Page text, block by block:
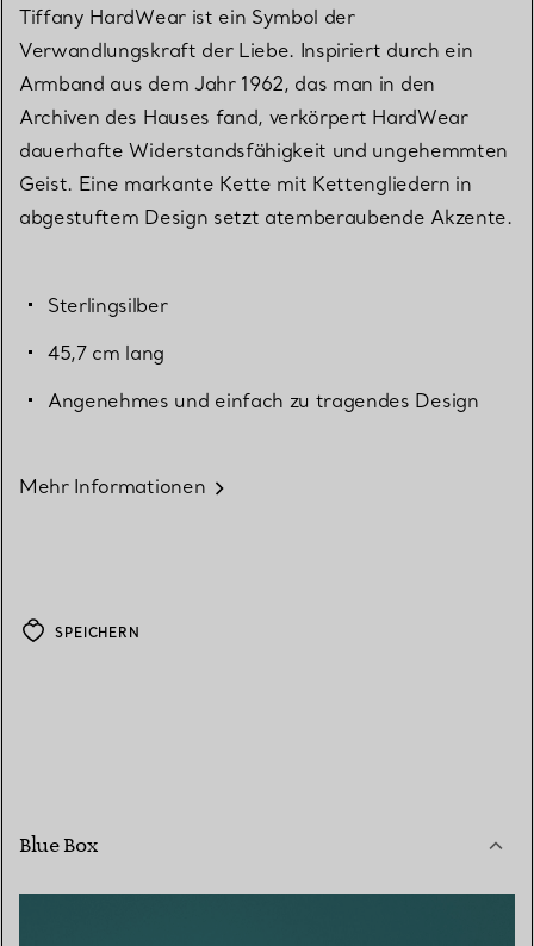
Tiffany HardWear ist ein Symbol der
Verwandlungskraft der Liebe. Inspiriert durch ein
Armband aus dem Jahr 1962, das man in den
Archiven des Hauses fand, verkörpert HardWear
dauerhafte Widerstandsfähigkeit und ungehemmten
Geist. Eine markante Kette mit Kettengliedern in
abgestuftem Design setzt atemberaubende Akzente.
Sterlingsilber
45,7 cm lang
Angenehmes und einfach zu tragendes Design
Mehr Informationen
SPEICHERN
Blue Box